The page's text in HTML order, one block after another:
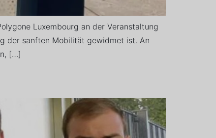
Luxembourg an der Veranstaltung
der sanften Mobilität gewidmet ist. An
[…]